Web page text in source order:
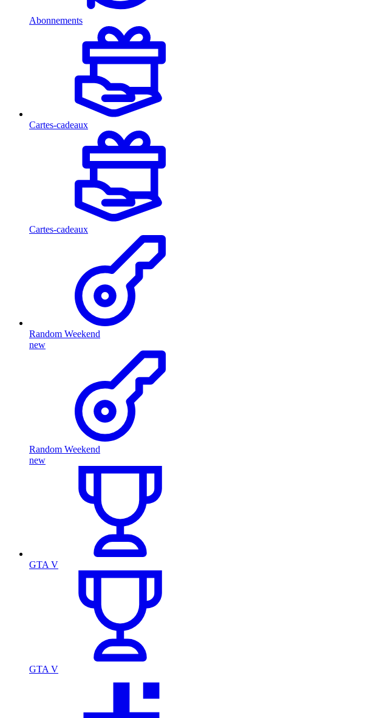
Abonnements
Cartes-cadeaux
Cartes-cadeaux
Random Weekend
new
Random Weekend
new
GTA V
GTA V